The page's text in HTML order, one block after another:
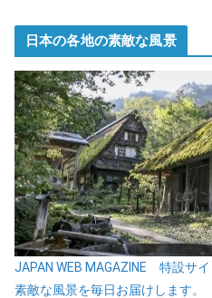
日本の各地の素敵な風景
JAPAN WEB MAGAZINE 特設サ
素敵な風景を毎日お届けします。